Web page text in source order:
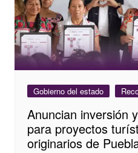
Gobierno del estado
Anuncian inversión
para proyectos
originarios de